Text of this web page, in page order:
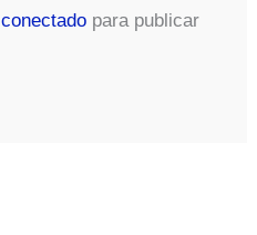
conectadopara publicar